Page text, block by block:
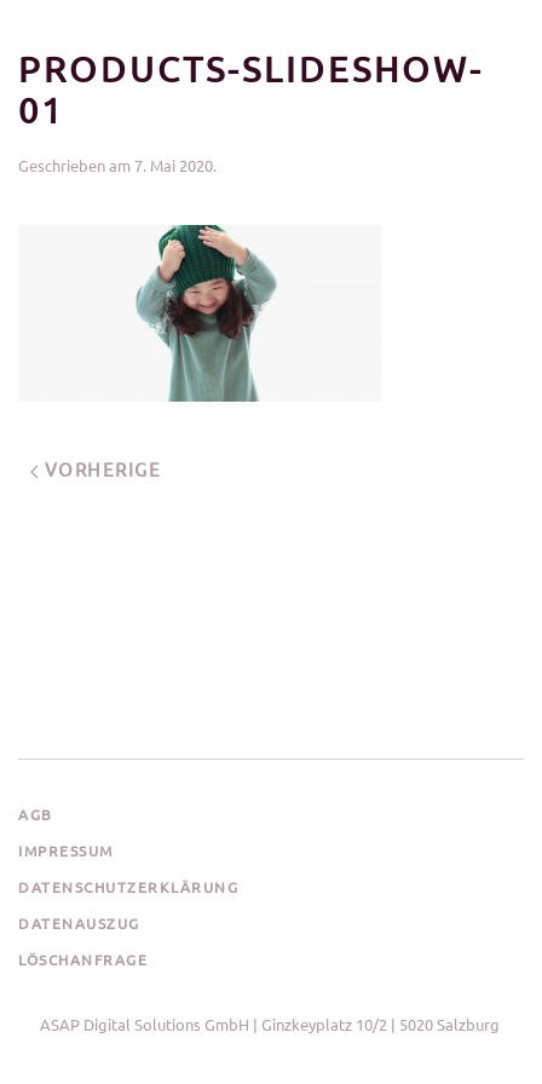
PRODUCTS-SLIDESHOW-
01
Geschrieben am 7. Mai 2020.
VORHERIGE
AGB
IMPRESSUM
DATENSCHUTZERKLÄRUNG
DATENAUSZUG
LÖSCHANFRAGE
ASAP Digital Solutions GmbH | Ginzkeyplatz 10/2 | 5020 Salzburg